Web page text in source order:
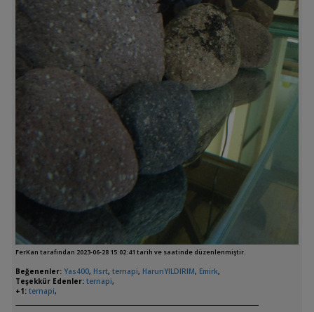
FerKan tarafından 2023-06-28 15:02:41 tarih ve saatinde düzenlenmiştir.
Beğenenler: Yas400, Hsrt, ternapi, HarunYILDIRIM, Emirk,
Teşekkür Edenler: ternapi,
+1: ternapi,